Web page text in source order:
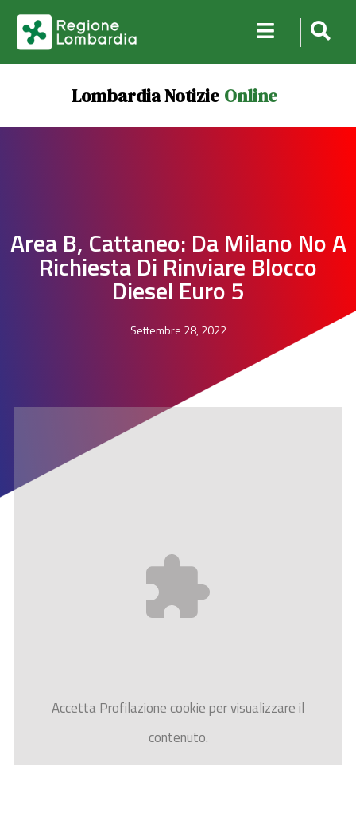
Lombardia Notizie Online
Area B, Cattaneo: Da Milano No A
Richiesta Di Rinviare Blocco
Diesel Euro 5
Settembre 28, 2022
AccettaProfilazionecookie per visualizzare il
contenuto.